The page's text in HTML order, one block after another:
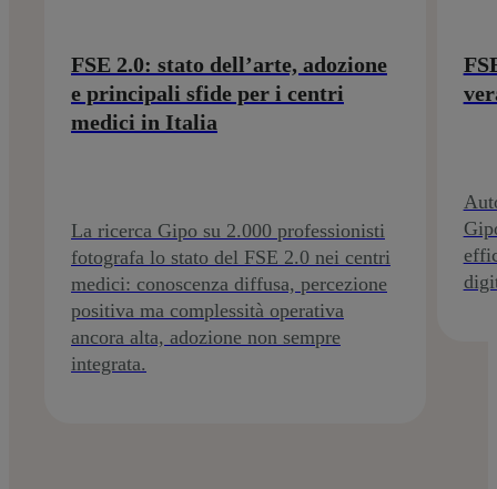
FSE 2.0: stato dell’arte, adozione
e principali sfide per i centri
medici in Italia
La ricerca Gipo su 2.000 professionisti
fotografa lo stato del FSE 2.0 nei centri
medici: conoscenza diffusa, percezione
positiva ma complessità operativa
ancora alta, adozione non sempre
integrata.